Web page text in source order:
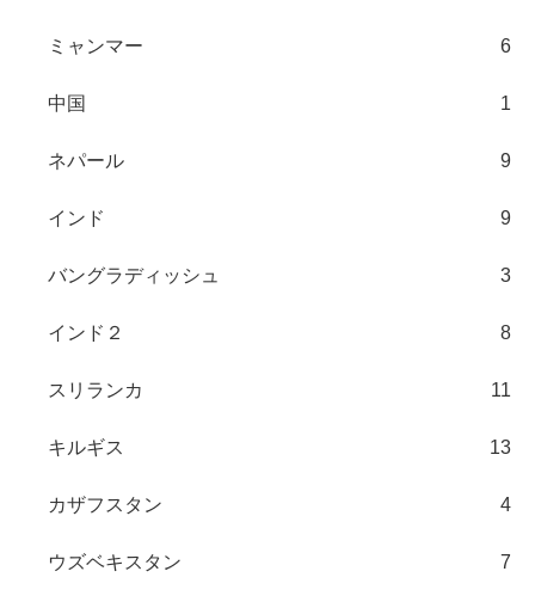
ミャンマー 6
中国 1
ネパール 9
インド 9
バングラディッシュ 3
インド２ 8
スリランカ 11
キルギス 13
カザフスタン 4
ウズベキスタン 7